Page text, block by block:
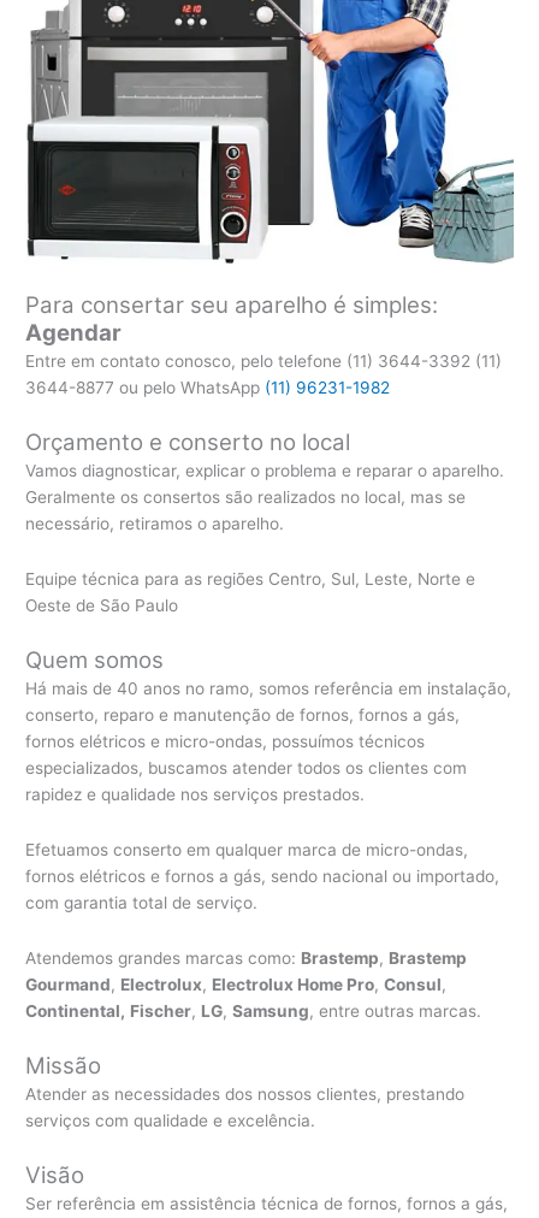
Para consertar seu aparelho é simples:
Agendar
Entre em contato conosco, pelo telefone (11) 3644-3392 (11)
3644-8877 ou pelo WhatsApp (11) 96231-1982
Orçamento e conserto no local
Vamos diagnosticar, explicar o problema e reparar o aparelho.
Geralmente os consertos são realizados no local, mas se
necessário, retiramos o aparelho.
Equipe técnica para as regiões Centro, Sul, Leste, Norte e
Oeste de São Paulo
Quem somos
Há mais de 40 anos no ramo, somos referência em instalação,
conserto, reparo e manutenção de fornos, fornos a gás,
fornos elétricos e micro-ondas, possuímos técnicos
especializados, buscamos atender todos os clientes com
rapidez e qualidade nos serviços prestados.
Efetuamos conserto em qualquer marca de micro-ondas,
fornos elétricos e fornos a gás, sendo nacional ou importado,
com garantia total de serviço.
Atendemos grandes marcas como: Brastemp, Brastemp
Gourmand, Electrolux, Electrolux Home Pro,Consul,
Continental, Fischer, LG,Samsung, entre outras marcas.
Missão
Atender as necessidades dos nossos clientes, prestando
serviços com qualidade e excelência.
Visão
Ser referência em assistência técnica de fornos, fornos a gás,